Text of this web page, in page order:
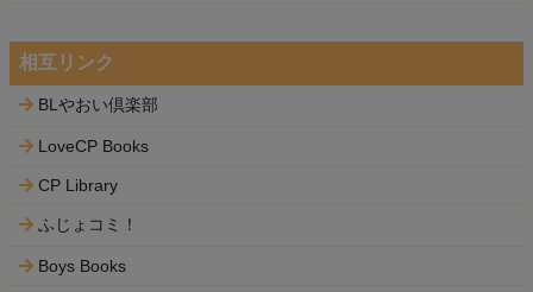
相互リンク
BLやおい倶楽部
LoveCP Books
CP Library
ふじょコミ！
Boys Books